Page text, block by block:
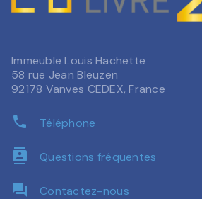
Immeuble Louis Hachette
58 rue Jean Bleuzen
92178 Vanves CEDEX, France
phone Téléphone
contacts Questions fréquentes
question_answer Contactez-nous